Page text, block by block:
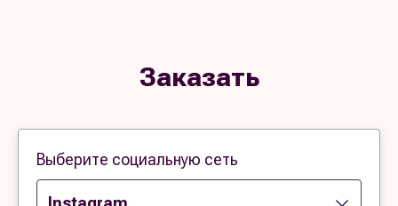
Заказать
Выберите социальную сеть